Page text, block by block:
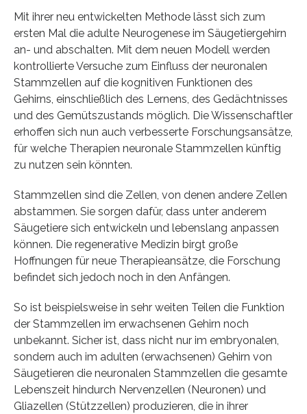
Mit ihrer neu entwickelten Methode lässt sich zum
ersten Mal die adulte Neurogenese im Säugetiergehirn
an- und abschalten. Mit dem neuen Modell werden
kontrollierte Versuche zum Einfluss der neuronalen
Stammzellen auf die kognitiven Funktionen des
Gehirns, einschließlich des Lernens, des Gedächtnisses
und des Gemütszustands möglich. Die Wissenschaftler
erhoffen sich nun auch verbesserte Forschungsansätze,
für welche Therapien neuronale Stammzellen künftig
zu nutzen sein könnten.
Stammzellen sind die Zellen, von denen andere Zellen
abstammen. Sie sorgen dafür, dass unter anderem
Säugetiere sich entwickeln und lebenslang anpassen
können. Die regenerative Medizin birgt große
Hoffnungen für neue Therapieansätze, die Forschung
befindet sich jedoch noch in den Anfängen.
So ist beispielsweise in sehr weiten Teilen die Funktion
der Stammzellen im erwachsenen Gehirn noch
unbekannt. Sicher ist, dass nicht nur im embryonalen,
sondern auch im adulten (erwachsenen) Gehirn von
Säugetieren die neuronalen Stammzellen die gesamte
Lebenszeit hindurch Nervenzellen (Neuronen) und
Gliazellen (Stützzellen) produzieren, die in ihrer